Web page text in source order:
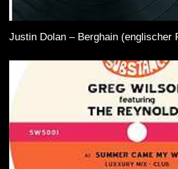
Justin Dolan – Berghain (englischer